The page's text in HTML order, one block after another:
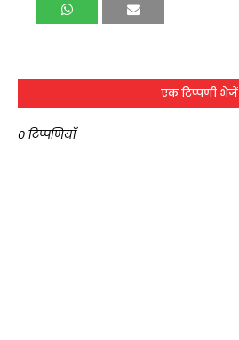
एक टिप्पणी भेजें
0 टिप्पणियाँ